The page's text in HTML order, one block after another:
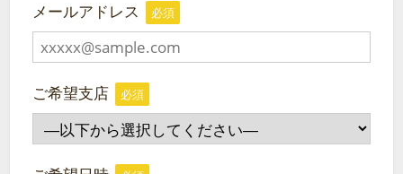
メールアドレス 必須
ご希望支店 必須